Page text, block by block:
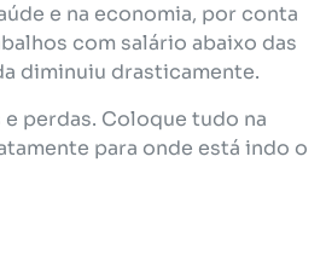
e na economia, por conta
com salário abaixo das
diminuiu drasticamente.
perdas. Coloque tudo na
para onde está indo o